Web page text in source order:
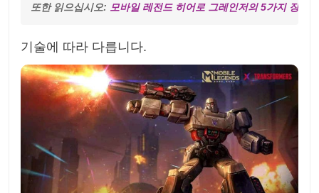
또한 읽으십시오: 모바일 레전드 히어로 그레인저의 5가지 장점,
기술에 따라 다릅니다.